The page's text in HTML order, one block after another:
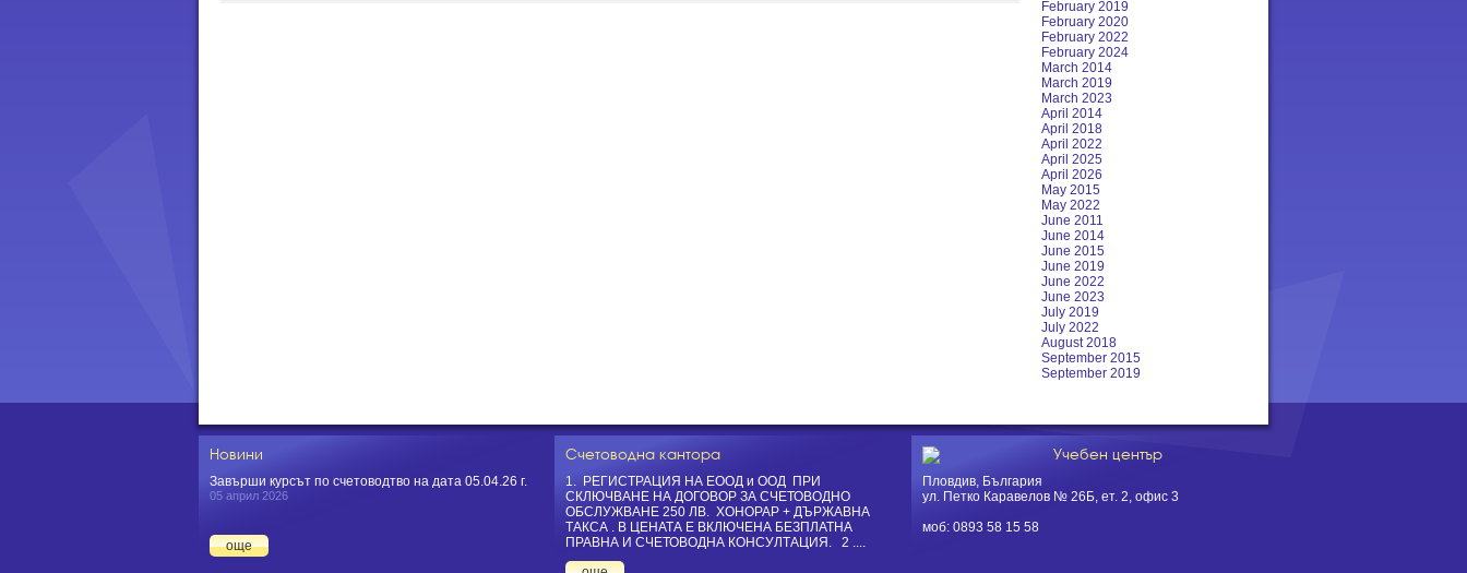
February 2019
February 2020
February 2022
February 2024
March 2014
March 2019
March 2023
April 2014
April 2018
April 2022
April 2025
April 2026
May 2015
May 2022
June 2011
June 2014
June 2015
June 2019
June 2022
June 2023
July 2019
July 2022
August 2018
September 2015
September 2019
Новини
Завърши курсът по счетоводтво на дата 05.04.26 г.
05 април 2026
още
Счетоводна кантора
1. РЕГИСТРАЦИЯ НА ЕООД и ООД ПРИ
СКЛЮЧВАНЕ НА ДОГОВОР ЗА СЧЕТОВОДНО
ОБСЛУЖВАНЕ 250 ЛВ. ХОНОРАР + ДЪРЖАВНА
ТАКСА . В ЦЕНАТА Е ВКЛЮЧЕНА БЕЗПЛАТНА
ПРАВНА И СЧЕТОВОДНА КОНСУЛТАЦИЯ. 2 ....
Учебен център
Пловдив, България
ул. Петко Каравелов № 26Б, ет. 2, офис 3
моб: 0893 58 15 58